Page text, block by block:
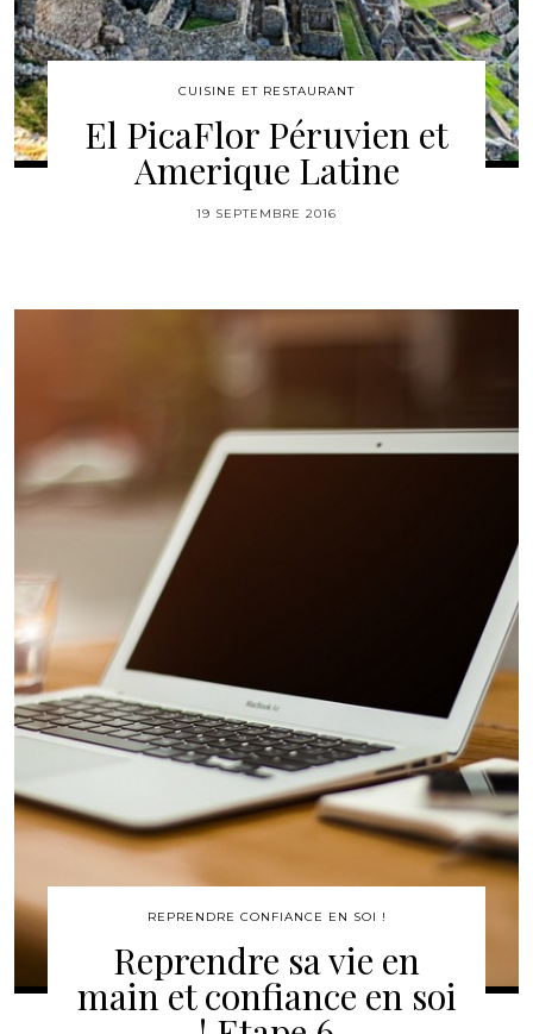
CUISINE ET RESTAURANT
El PicaFlor Péruvien et
Amerique Latine
19 SEPTEMBRE 2016
REPRENDRE CONFIANCE EN SOI !
Reprendre sa vie en
main et confiance en soi